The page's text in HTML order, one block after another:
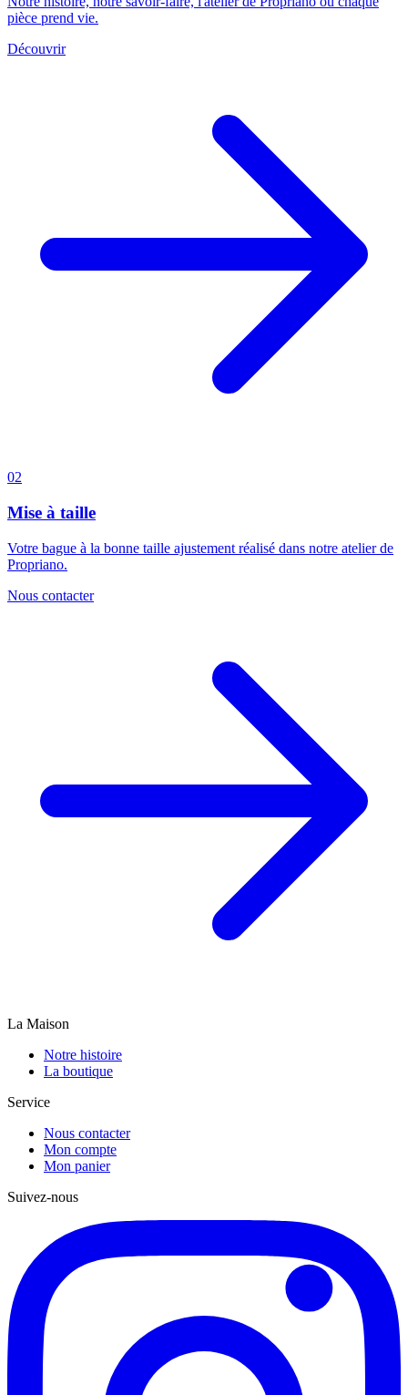
pièce prend vie.
Découvrir
02
Mise à taille
Votre bague à la bonne taille ajustement réalisé dans notre atelier de
Propriano.
Nous contacter
La Maison
Notre histoire
La boutique
Service
Nous contacter
Mon compte
Mon panier
Suivez-nous